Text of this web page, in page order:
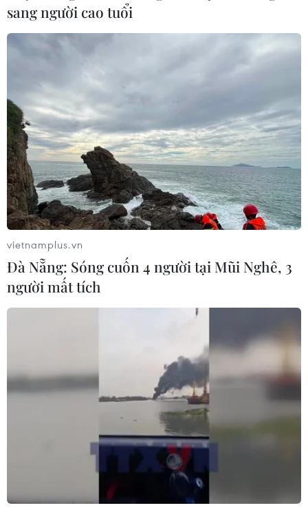
an toàn" tại Tân Cương, Trung Quốc.
Đội Việt Nam sẵn sàng tranh tài
Xe tăng hành tiến tại Army Games 2021
22/08/2021 07:30
đỏ. đây là năm đầu tiên đội tuyển xe tăng Việt Nam
tranh tài tại Bảng 1 sau khi giành được Huy chương
Vàng ở Bảng 2 tại Army Games 2020.
sang người cao tuổi
vietnamplus.vn
Đà Nẵng: Sóng cuốn 4 người tại Mũi Nghê, 3
người mất tích